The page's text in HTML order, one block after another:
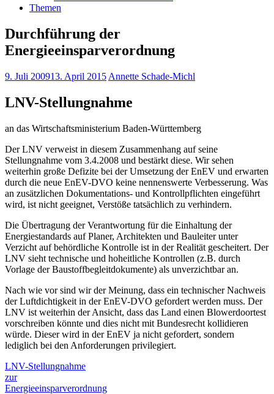
Themen
Durchführung der
Energieeinsparverordnung
9. Juli 200913. April 2015 Annette Schade-Michl
LNV-Stellungnahme
an das Wirtschaftsministerium Baden-Württemberg
Der LNV verweist in diesem Zusammenhang auf seine
Stellungnahme vom 3.4.2008 und bestärkt diese. Wir sehen
weiterhin große Defizite bei der Umsetzung der EnEV und erwarten
durch die neue EnEV-DVO keine nennenswerte Verbesserung. Was
an zusätzlichen Dokumentations- und Kontrollpflichten eingeführt
wird, ist nicht geeignet, Verstöße tatsächlich zu verhindern.
Die Übertragung der Verantwortung für die Einhaltung der
Energiestandards auf Planer, Architekten und Bauleiter unter
Verzicht auf behördliche Kontrolle ist in der Realität gescheitert. Der
LNV sieht technische und hoheitliche Kontrollen (z.B. durch
Vorlage der Baustoffbegleitdokumente) als unverzichtbar an.
Nach wie vor sind wir der Meinung, dass ein technischer Nachweis
der Luftdichtigkeit in der EnEV-DVO gefordert werden muss. Der
LNV ist weiterhin der Ansicht, dass das Land einen Blowerdoortest
vorschreiben könnte und dies nicht mit Bundesrecht kollidieren
würde. Dieser wird in der EnEV ja nicht gefordert, sondern
lediglich bei den Anforderungen privilegiert.
LNV-Stellungnahme
zur
Energieeinsparverordnung